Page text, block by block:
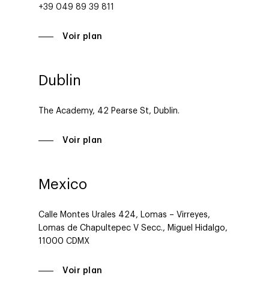
+39 049 89 39 811
Voir plan
Dublin
The Academy, 42 Pearse St, Dublin.
Voir plan
Mexico
Calle Montes Urales 424, Lomas – Virreyes,
Lomas de Chapultepec V Secc., Miguel Hidalgo,
11000 CDMX
Voir plan